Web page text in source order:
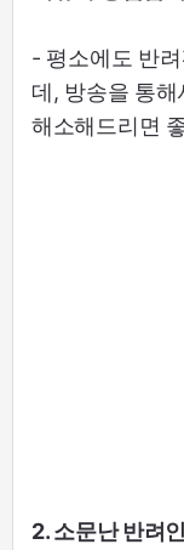
- 평소에도 반
데, 방송을 통
해소해드리면
2. 소문난 반려